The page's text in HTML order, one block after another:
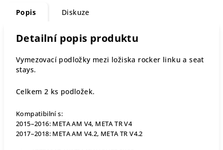
Popis Diskuze
Detailní popis produktu
Vymezovací podložky mezi ložiska rocker linku a seat
stays.
Celkem 2 ks podložek.
Kompatibilní s:
2015–2016: META AM V4, META TR V4
2017–2018: META AM V4.2, META TR V4.2